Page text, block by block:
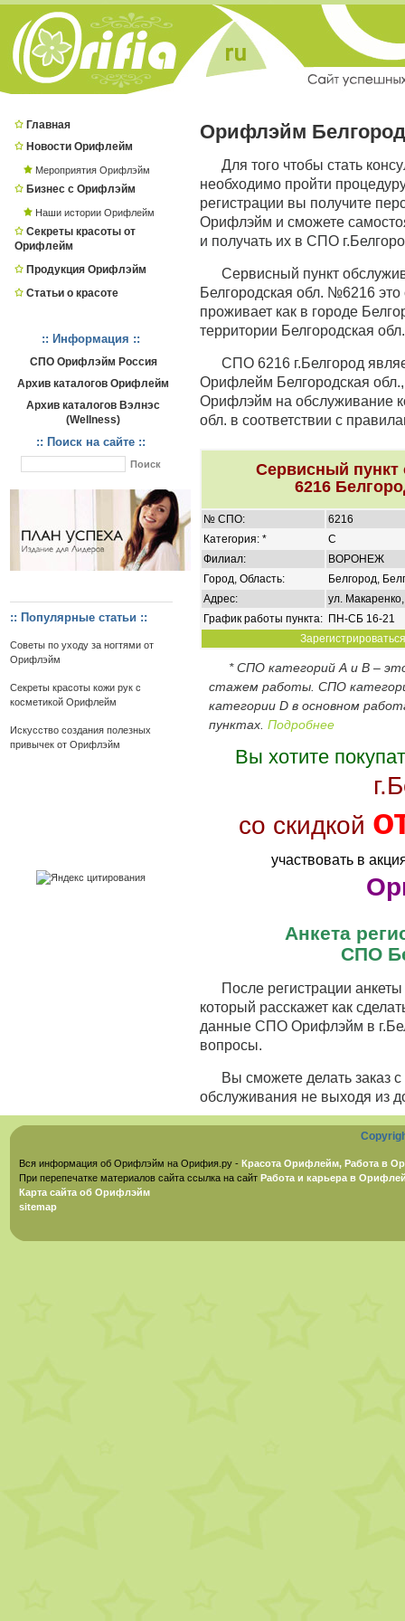
Главная
Новости Орифлейм
Мероприятия Орифлэйм
Бизнес с Орифлэйм
Наши истории Орифлейм
Секреты красоты от
Орифлейм
Продукция Орифлэйм
Статьи о красоте
:: Информация ::
СПО Орифлэйм Россия
Архив каталогов Орифлейм
Архив каталогов Вэлнэс
(Wellness)
:: Поиск на сайте ::
:: Популярные статьи ::
Советы по уходу за ногтями от
Орифлэйм
Секреты красоты кожи рук с
косметикой Орифлейм
Искусство создания полезных
привычек от Орифлэйм
Орифлэйм Белгород
Для того чтобы стать
необходимо пройти
регистрации вы получите
Орифлэйм и сможете
и получать их в СПО
Сервисный пункт
Белгородская обл. №6216
проживает как в городе
территории Белгородская
СПО 6216 г.Белгород
Орифлейм Белгородская
Орифлэйм на обслуживание
обл. в соответствии с
Сервисный
6216
№ СПО:
6216
Категория: *
C
Филиал:
ВОРОНЕЖ
Город, Область:
Белгород,
Адрес:
ул.
График работы пункта: ПН-СБ 16-21
* СПО категорий А и В –
стажем работы. СПО
категории D в основном
пунктах. Подробнее
Вы хотите
со скидкой
участвовать в
Анкета
СПО
После регистрации
который расскажет как
данные СПО Орифлэйм в
вопросы.
Вы сможете делать заказ
обслуживания не выходя из
Вся информация об Орифлэйм на Орифия.ру - Красота Орифлейм, Работа в
При перепечатке материалов сайта ссылка на сайт Работа и карьера в
Карта сайта об Орифлэйм
sitemap